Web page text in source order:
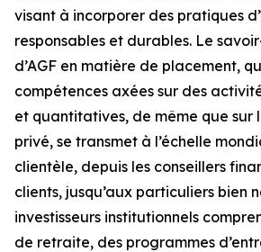
visant à incorporer des pratiques
responsables et durables. Le
d’AGF en matière de placement,
compétences axées sur des
et quantitatives, de même que sur
privé, se transmet à l’échelle
clientèle, depuis les conseillers
clients, jusqu’aux particuliers bien
investisseurs institutionnels
de retraite, des programmes